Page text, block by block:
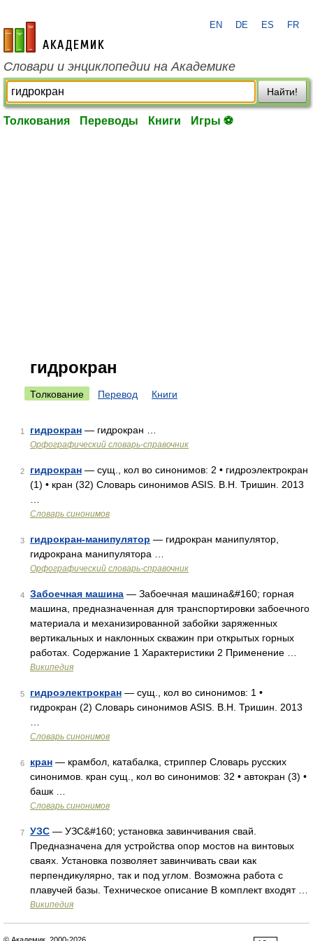
academic.ru
EN DE ES FR
Словари и энциклопедии на Академике
Найти!
Толкования Переводы Книги Игры ⚽
гидрокран
Толкование Перевод Книги
1 гидрокран — гидрокран …
Орфографический словарь-справочник
2 гидрокран — сущ., кол во синонимов: 2 • гидроэлектрокран
(1) • кран (32) Словарь синонимов ASIS. В.Н. Тришин. 2013
Словарь синонимов
3 гидрокран-манипулятор — гидрокран манипулятор,
гидрокрана манипулятора …
Орфографический словарь-справочник
4 Забоечная машина — Забоечная машина&#160; горная
машина, предназначенная для транспортировки забоечного
материала и механизированной забойки заряженных
вертикальных и наклонных скважин при открытых горных
работах. Содержание 1 Характеристики 2 Применение …
Википедия
5 гидроэлектрокран — сущ., кол во синонимов: 1 •
гидрокран (2) Словарь синонимов ASIS. В.Н. Тришин. 2013
Словарь синонимов
6 кран — крамбол, катабалка, стриппер Словарь русских
синонимов. кран сущ., кол во синонимов: 32 • автокран (3) •
башк …
Словарь синонимов
7 УЗС — УЗС&#160; установка завинчивания свай.
Предназначена для устройства опор мостов на винтовых
сваях. Установка позволяет завинчивать сваи как
перпендикулярно, так и под углом. Возможна работа с
плавучей базы. Техническое описание В комплект входят …
Википедия